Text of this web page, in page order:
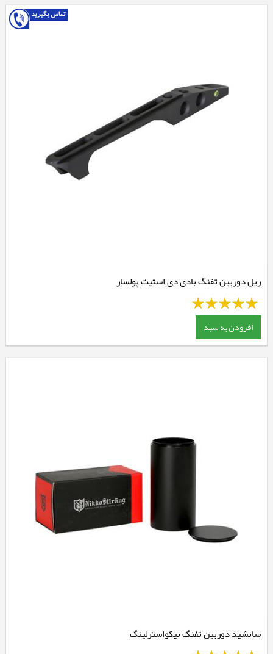
ریل دوربین تفنگ بادی دی استیت پولسار
افزودن به سبد
سانشید دوربین تفنگ نیکواسترلینگ